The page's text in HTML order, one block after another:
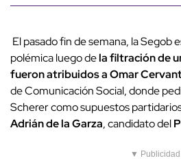
El pasado fin de semana, la Segob
polémica luego dela filtración de
fueron atribuidos a Omar
de Comunicación Social, donde
Scherer como supuestos
Adrián de la Garza, candidato del
▼ Publicidad